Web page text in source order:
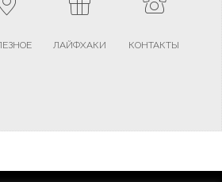
ЛАЙФХАКИ КОНТАКТЫ